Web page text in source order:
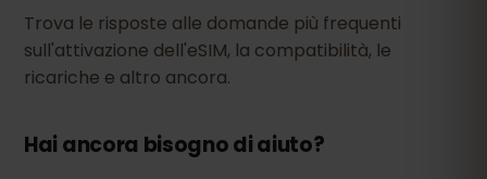
Trova le risposte alle domande più frequenti
sull'attivazione dell'eSIM, la compatibilità, le
ricariche e altro ancora.
Hai ancora bisogno di aiuto?